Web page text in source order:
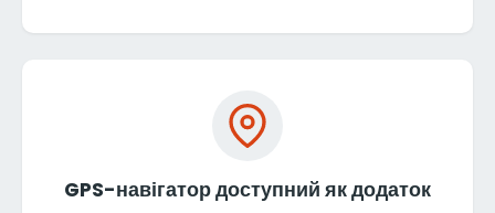
GPS-навігатор доступний як додаток